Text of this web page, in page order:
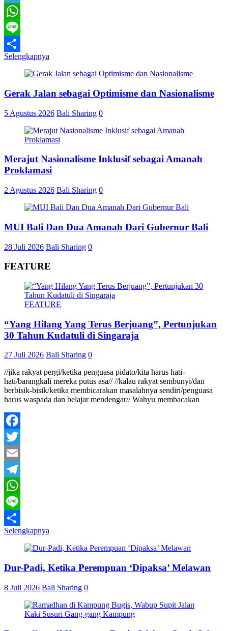
Telegram
WhatsApp
Line
Share
Selengkapnya
Gerak Jalan sebagai Optimisme dan Nasionalisme
5 Agustus 2026 Bali Sharing 0
Merajut Nasionalisme Inklusif sebagai Amanah
Proklamasi
2 Agustus 2026 Bali Sharing 0
MUI Bali Dan Dua Amanah Dari Gubernur Bali
28 Juli 2026 Bali Sharing 0
FEATURE
FEATURE
“Yang Hilang Yang Terus Berjuang”, Pertunjukan
30 Tahun Kudatuli di Singaraja
27 Juli 2026 Bali Sharing 0
//jika rakyat pergi/ketika penguasa pidato/kita harus hati-
hati/barangkali mereka putus asa// //kalau rakyat sembunyi/dan
berbisik-bisik/ketika membicarakan masalahnya sendiri/penguasa
harus waspada dan belajar mendengar// Wahyu membacakan
Facebook
Twitter
Email
Telegram
WhatsApp
Line
Share
Selengkapnya
Dur-Padi, Ketika Perempuan ‘Dipaksa’ Melawan
8 Juli 2026 Bali Sharing 0